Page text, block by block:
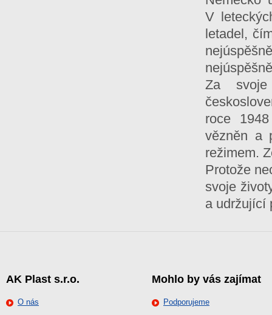
V
letadel,
Za svoje
roce
vězněn a
režimem.
Protože
svoje
a udržující
AK Plast s.r.o.
O nás
Mohlo by vás zajímat
Podporujeme